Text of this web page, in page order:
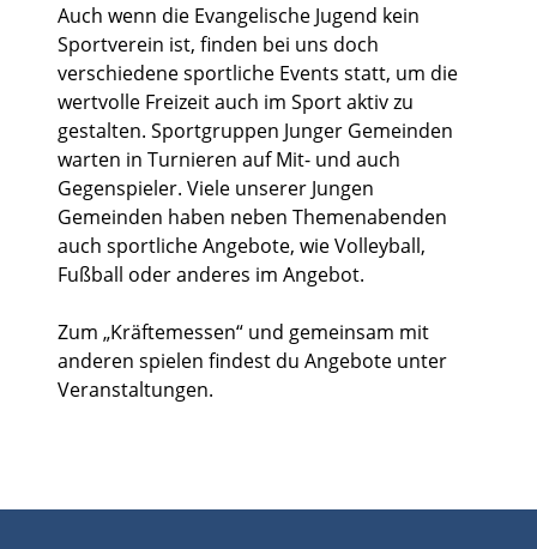
Auch wenn die Evangelische Jugend kein
Sportverein ist, finden bei uns doch
verschiedene sportliche Events statt, um die
wertvolle Freizeit auch im Sport aktiv zu
gestalten. Sportgruppen Junger Gemeinden
warten in Turnieren auf Mit- und auch
Gegenspieler. Viele unserer Jungen
Gemeinden haben neben Themenabenden
auch sportliche Angebote, wie Volleyball,
Fußball oder anderes im Angebot.
Zum „Kräftemessen“ und gemeinsam mit
anderen spielen findest du Angebote unter
Veranstaltungen.